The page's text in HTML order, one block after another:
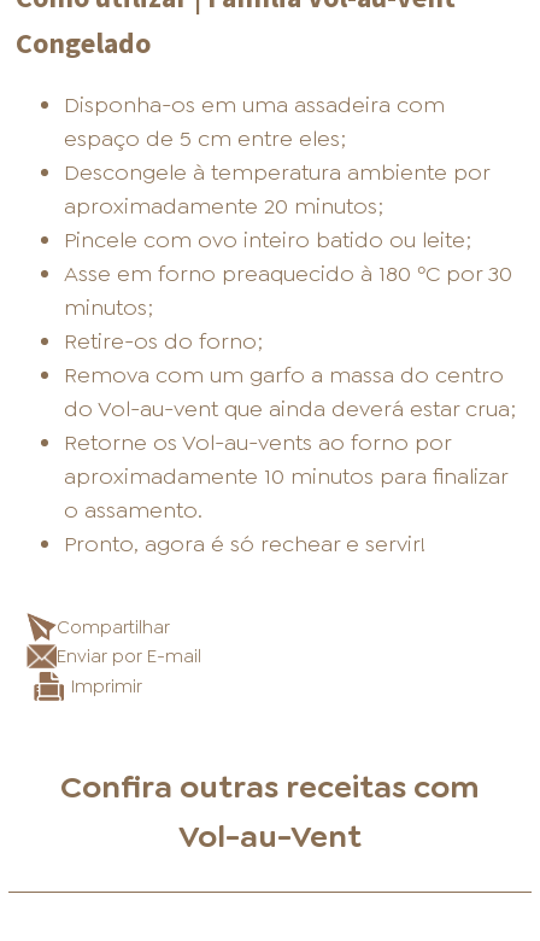
Congelado
Disponha-os em uma assadeira com
espaço de 5 cm entre eles;
Descongele à temperatura ambiente por
aproximadamente 20 minutos;
Pincele com ovo inteiro batido ou leite;
Asse em forno preaquecido à 180 ºC por 30
minutos;
Retire-os do forno;
Remova com um garfo a massa do centro
do Vol-au-vent que ainda deverá estar crua;
Retorne os Vol-au-vents ao forno por
aproximadamente 10 minutos para finalizar
o assamento.
Pronto, agora é só rechear e servir!
Compartilhar
Enviar por E-mail
Imprimir
Confira outras receitas com
Vol-au-Vent